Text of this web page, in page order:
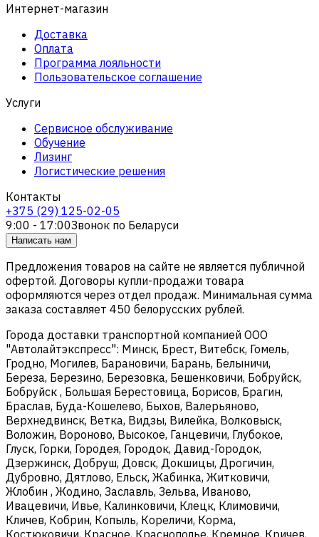
Интернет-магазин
Доставка
Оплата
Программа лояльности
Пользовательское соглашение
Услуги
Сервисное обслуживание
Обучение
Лизинг
Логистические решения
Контакты
+375 (29) 125-02-05
9:00 - 17:00Звонок по Беларуси
Написать нам
Предложения товаров на сайте не является публичной
офертой. Договоры купли-продажи товара
оформляются через отдел продаж. Минимальная сумма
заказа составляет 450 белорусских рублей.
Города доставки транспортной компанией ООО
"Автолайтэкспресс": Минск, Брест, Витебск, Гомель,
Гродно, Могилев, Барановичи, Барань, Белыничи,
Береза, Березино, Березовка, Бешенковичи, Бобруйск,
Бобруйск , Большая Берестовица, Борисов, Брагин,
Браслав, Буда-Кошелево, Быхов, Валерьяново,
Верхнедвинск, Ветка, Видзы, Вилейка, Волковыск,
Воложин, Вороново, Высокое, Ганцевичи, Глубокое,
Глуск, Горки, Городея, Городок, Давид-Городок,
Дзержинск, Добруш, Довск, Докшицы, Дрогичин,
Дубровно, Дятлово, Ельск, Жабинка, Житковичи,
Жлобин , Жодино, Заславль, Зельва, Иваново,
Ивацевичи, Ивье, Калинковичи, Клецк, Климовичи,
Кличев, Кобрин, Копыль, Кореличи, Корма,
Костюковичи, Красное, Краснополье, Кремное, Кричев,